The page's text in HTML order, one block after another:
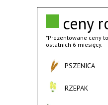
ceny
*Prezentowane ceny
ostatnich 6 miesięcy.
PSZENICA
RZEPAK